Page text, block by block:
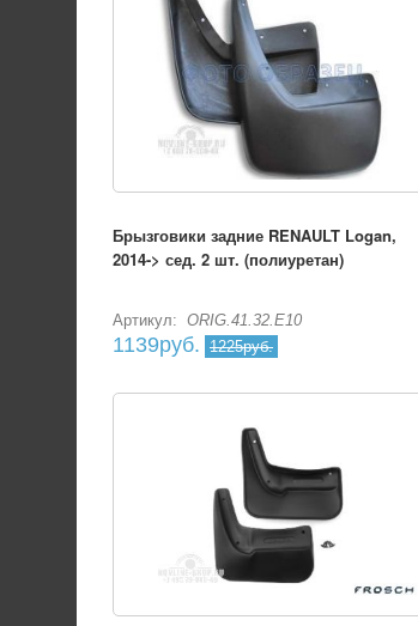
Брызговики задние RENAULT Logan,
2014-> сед. 2 шт. (полиуретан)
Артикул: ORIG.41.32.E10
1139руб. 1225руб.